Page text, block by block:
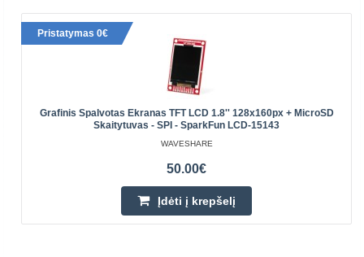
Pristatymas 0€
Grafinis Spalvotas Ekranas TFT LCD 1.8'' 128x160px + MicroSD
Skaitytuvas - SPI - SparkFun LCD-15143
WAVESHARE
50.00€
Įdėti į krepšelį